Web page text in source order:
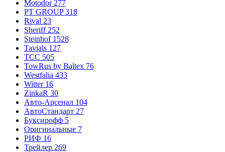
Motodor 277
PT GROUP 318
Rival 23
Sheriff 252
Steinhof 1528
Tavials 127
TCC 505
TowRus by Baltex 76
Westfalia 433
Witter 16
ZinkaR 30
Авто-Арсенал 104
АвтоСтандарт 27
Буксирофф 5
Оригинальные 7
РИФ 16
Трейлер 269